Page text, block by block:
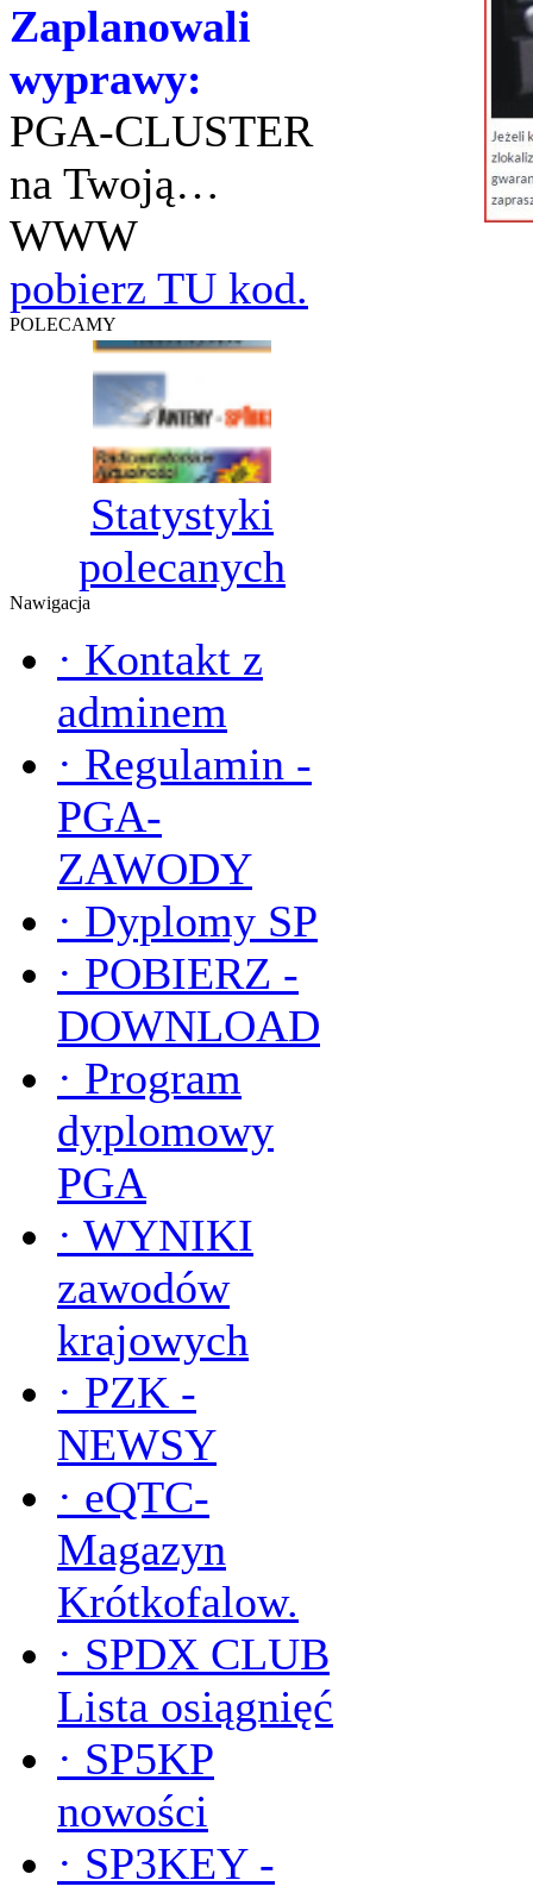
Zaplanowali
wyprawy:
PGA-CLUSTER
na Twoją…
WWW
pobierz TU kod.
POLECAMY
Statystyki
polecanych
Nawigacja
· Kontakt z
adminem
· Regulamin -
PGA-
ZAWODY
· Dyplomy SP
· POBIERZ -
DOWNLOAD
· Program
dyplomowy
PGA
· WYNIKI
zawodów
krajowych
· PZK -
NEWSY
· eQTC-
Magazyn
Krótkofalow.
· SPDX CLUB
Lista osiągnięć
· SP5KP
nowości
· SP3KEY -